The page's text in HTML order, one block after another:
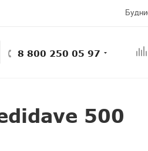
8 800 250 05 97
500